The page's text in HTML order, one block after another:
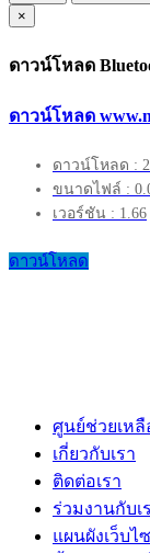
×
ดาวน์โหลด
ดาวน์โหลด
ดาวน์โหลด :
ขนาดไฟล์ :
เวอร์ชัน : 1.66
ดาวน์โหลด
ศูนย์ช่วยเหลื
เกี่ยวกับเรา
ติดต่อเรา
ร่วมงานกับเ
แผนผังเว็บไ